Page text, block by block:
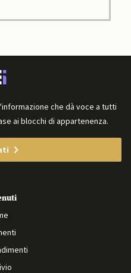
che dà voce a tutti
ai blocchi di appartenenza.